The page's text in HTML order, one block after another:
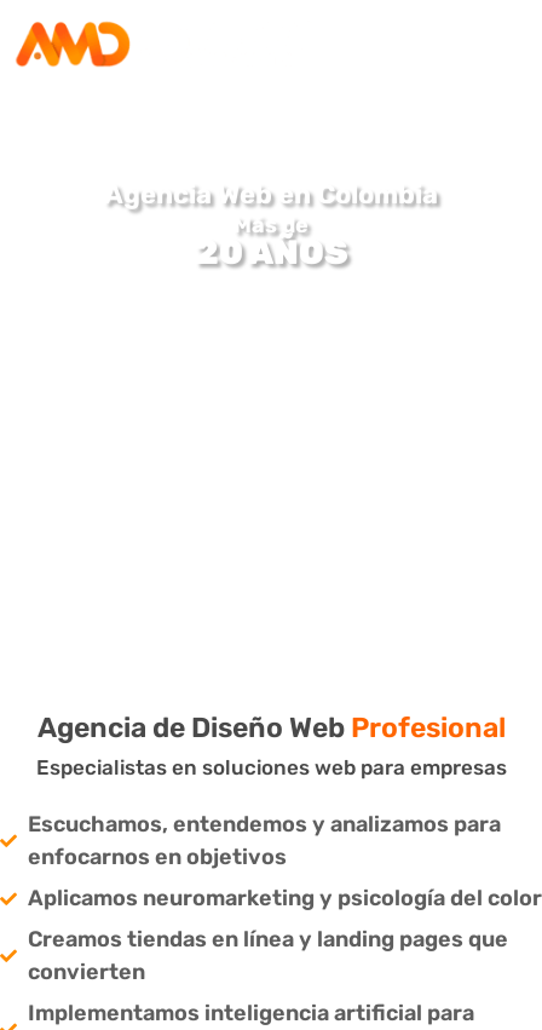
Agencia Web en Colombia
Más de
20 AÑOS
Agencia de Diseño WebProfesional
Especialistas en soluciones web para empresas
Escuchamos, entendemos y analizamos para
enfocarnos en objetivos
Aplicamos neuromarketing y psicología del color
Creamos tiendas en línea y landing pages que
convierten
Implementamos inteligencia artificial para